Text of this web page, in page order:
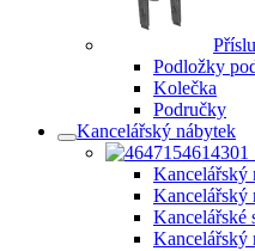
Podložky
Kolečka
Područky
Kancelářský nábytek
Kancelářský
Kancelářské